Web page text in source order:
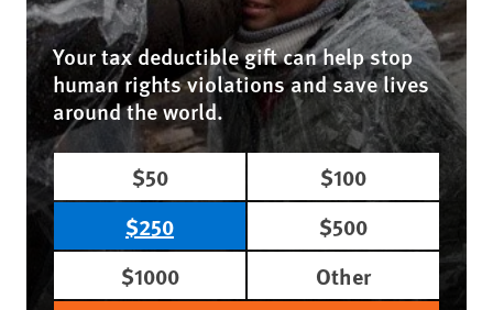
Your tax deductible gift can help stop
human rights violations and save lives
around the world.
$50
$100
$250
$500
$1000
Other